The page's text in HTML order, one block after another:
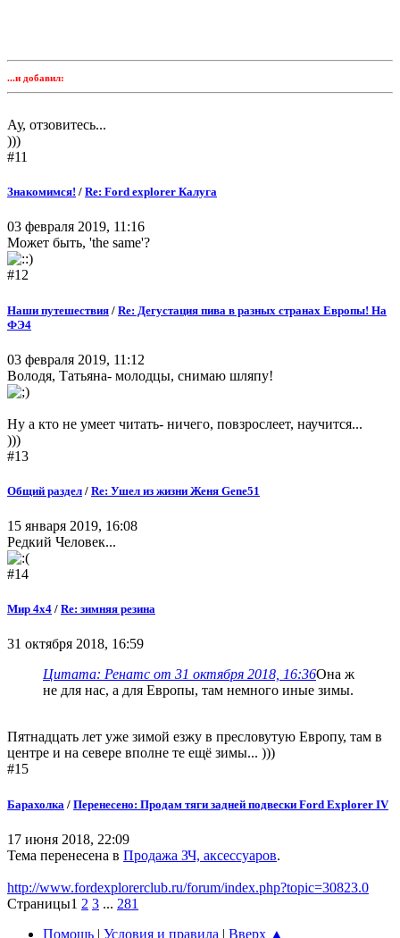
...и добавил:
Ау, отзовитесь...
)))
#11
Знакомимся! / Re: Ford explorer Калуга
03 февраля 2019, 11:16
Может быть, 'the same'?
#12
Наши путешествия / Re: Дегустация пива в разных странах Европы! На
ФЭ4
03 февраля 2019, 11:12
Володя, Татьяна- молодцы, снимаю шляпу!
Ну а кто не умеет читать- ничего, повзрослеет, научится...
)))
#13
Общий раздел / Re: Ушел из жизни Женя Gene51
15 января 2019, 16:08
Редкий Человек...
#14
Мир 4х4 / Re: зимняя резина
31 октября 2018, 16:59
Цитата: Ренатс от 31 октября 2018, 16:36Она ж
не для нас, а для Европы, там немного иные зимы.
Пятнадцать лет уже зимой езжу в пресловутую Европу, там в
центре и на севере вполне те ещё зимы... )))
#15
Барахолка / Перенесено: Продам тяги задней подвески Ford Explorer IV
17 июня 2018, 22:09
Тема перенесена в Продажа ЗЧ, аксессуаров.
http://www.fordexplorerclub.ru/forum/index.php?topic=30823.0
Страницы1 2 3 ... 281
Помощь | Условия и правила | Вверх ▲